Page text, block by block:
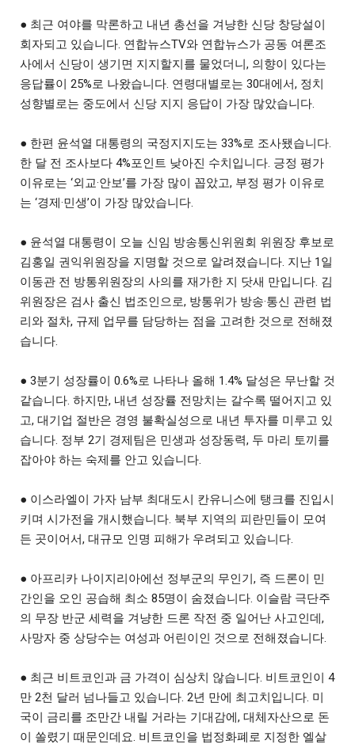
● 최근 여야를 막론하고 내년 총선을 겨냥한 신당 창당설이
회자되고 있습니다. 연합뉴스TV와 연합뉴스가 공동 여론조
사에서 신당이 생기면 지지할지를 물었더니, 의향이 있다는
응답률이 25%로 나왔습니다. 연령대별로는 30대에서, 정치
성향별로는 중도에서 신당 지지 응답이 가장 많았습니다.
● 한편 윤석열 대통령의 국정지지도는 33%로 조사됐습니다.
한 달 전 조사보다 4%포인트 낮아진 수치입니다. 긍정 평가
이유로는 ‘외교·안보’를 가장 많이 꼽았고, 부정 평가 이유로
는 ‘경제·민생’이 가장 많았습니다.
● 윤석열 대통령이 오늘 신임 방송통신위원회 위원장 후보로
김홍일 권익위원장을 지명할 것으로 알려졌습니다. 지난 1일
이동관 전 방통위원장의 사의를 재가한 지 닷새 만입니다. 김
위원장은 검사 출신 법조인으로, 방통위가 방송·통신 관련 법
리와 절차, 규제 업무를 담당하는 점을 고려한 것으로 전해졌
습니다.
● 3분기 성장률이 0.6%로 나타나 올해 1.4% 달성은 무난할 것
같습니다. 하지만, 내년 성장률 전망치는 갈수록 떨어지고 있
고, 대기업 절반은 경영 불확실성으로 내년 투자를 미루고 있
습니다. 정부 2기 경제팀은 민생과 성장동력, 두 마리 토끼를
잡아야 하는 숙제를 안고 있습니다.
● 이스라엘이 가자 남부 최대도시 칸유니스에 탱크를 진입시
키며 시가전을 개시했습니다. 북부 지역의 피란민들이 모여
든 곳이어서, 대규모 인명 피해가 우려되고 있습니다.
● 아프리카 나이지리아에선 정부군의 무인기, 즉 드론이 민
간인을 오인 공습해 최소 85명이 숨졌습니다. 이슬람 극단주
의 무장 반군 세력을 겨냥한 드론 작전 중 일어난 사고인데,
사망자 중 상당수는 여성과 어린이인 것으로 전해졌습니다.
● 최근 비트코인과 금 가격이 심상치 않습니다. 비트코인이 4
만 2천 달러 넘나들고 있습니다. 2년 만에 최고치입니다. 미
국이 금리를 조만간 내릴 거라는 기대감에, 대체자산으로 돈
이 쏠렸기 때문인데요. 비트코인을 법정화폐로 지정한 엘살